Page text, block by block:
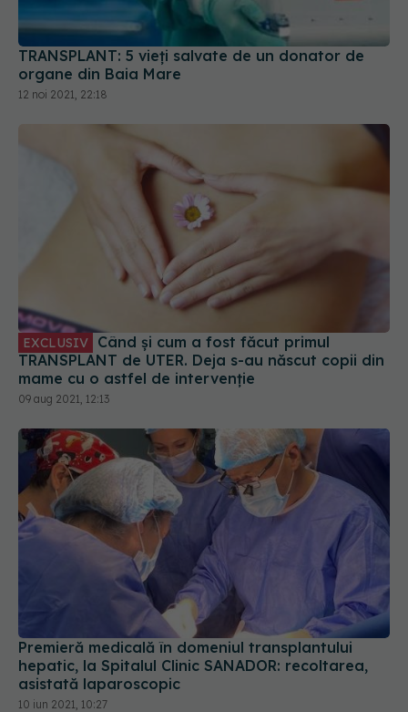
TRANSPLANT: 5 vieți salvate de un donator de
organe din Baia Mare
12 noi 2021, 22:18
EXCLUSIV
TRANSPLANT de UTER. Deja s-au născut copii din
mame cu o astfel de intervenție
09 aug 2021, 12:13
Premieră medicală în domeniul transplantului
hepatic, la Spitalul Clinic SANADOR: recoltarea,
asistată laparoscopic
10 iun 2021, 10:27